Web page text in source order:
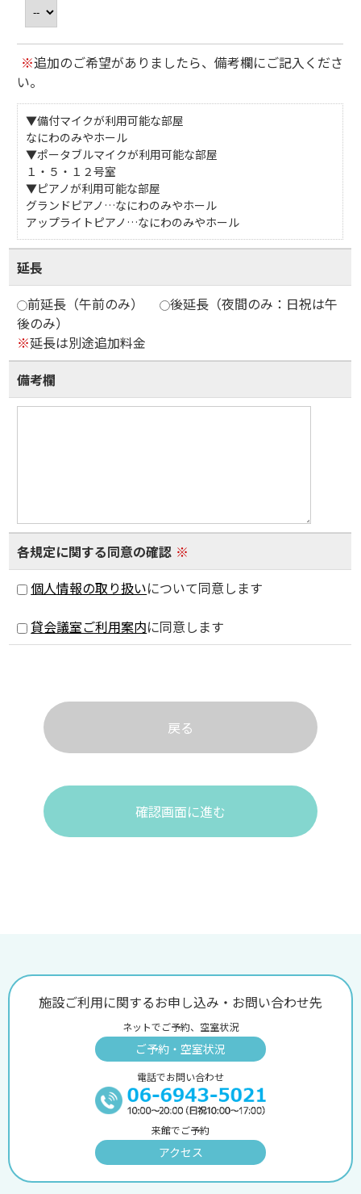
※追加のご希望がありましたら、備考欄にご記入くださ
い。
▼備付マイクが利用可能な部屋
なにわのみやホール
▼ポータブルマイクが利用可能な部屋
１・５・１２号室
▼ピアノが利用可能な部屋
グランドピアノ…なにわのみやホール
アップライトピアノ…なにわのみやホール
延長
前延長（午前のみ）
後延長（夜間のみ：日祝は午
後のみ）
※延長は別途追加料金
備考欄
各規定に関する同意の確認 ※
個人情報の取り扱いについて同意します
貸会議室ご利用案内に同意します
戻る
確認画面に進む
施設ご利用に関するお申し込み・お問い合わせ先
ネットでご予約、空室状況
ご予約・空室状況
電話でお問い合わせ
来館でご予約
アクセス